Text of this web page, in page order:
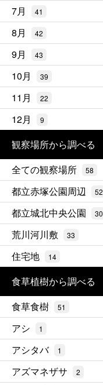
7月 41
8月 42
9月 43
10月 39
11月 22
12月 9
観察場所から調べる
全ての観察場所
58
都立赤塚公園周辺 52
都立城北中央公園 30
荒川河川敷 33
住宅地 14
食草植樹から調べる
食草食樹
51
アシ 1
アシタバ 1
アズマネザサ 2